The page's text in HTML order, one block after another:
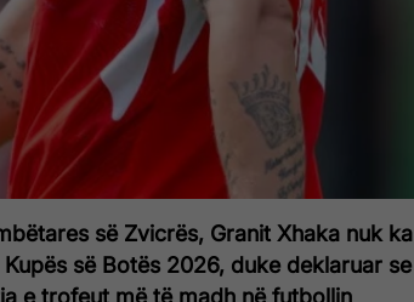
së Zvicrës, Granit Xhaka nuk ka
së Botës 2026, duke deklaruar se
e trofeut më të madh në futbollin